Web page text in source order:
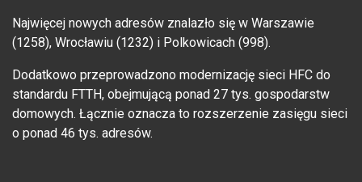
Najwięcej nowych adresów znalazło się w Warszawie
(1258), Wrocławiu (1232) i Polkowicach (998).
Dodatkowo przeprowadzono modernizację sieci HFC do
standardu FTTH, obejmującą ponad 27 tys. gospodarstw
domowych. Łącznie oznacza to rozszerzenie zasięgu sieci
o ponad 46 tys. adresów.